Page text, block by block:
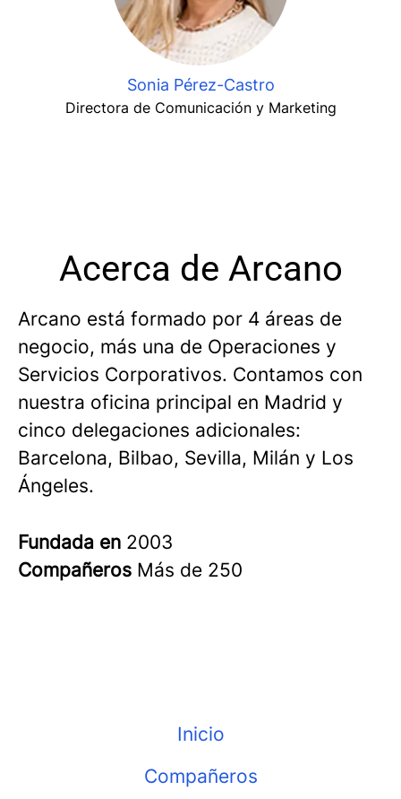
Sonia Pérez-Castro
Directora de Comunicación y Marketing
Acerca de Arcano
Arcano está formado por 4 áreas de
negocio, más una de Operaciones y
Servicios Corporativos. Contamos con
nuestra oficina principal en Madrid y
cinco delegaciones adicionales:
Barcelona, Bilbao, Sevilla, Milán y Los
Ángeles.
Fundada en 2003
Compañeros Más de 250
Inicio
Compañeros